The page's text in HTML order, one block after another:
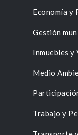
Economía y
Gestión
Inmuebles y
Medio
Trabajo y